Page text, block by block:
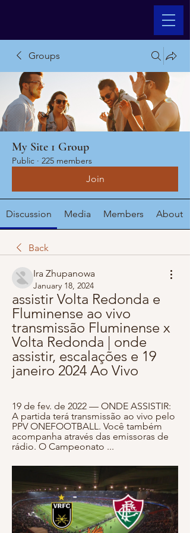
Groups
My Site 1 Group
Public · 225 members
Join
Discussion Media Members About
Back
Ira Zhupanowa
January 18, 2024
assistir Volta Redonda e
Fluminense ao vivo
transmissão Fluminense x
Volta Redonda | onde
assistir, escalações e 19
janeiro 2024 Ao Vivo
19 de fev. de 2022 — ONDE ASSISTIR:
A partida terá transmissão ao vivo pelo
PPV ONEFOOTBALL. Você também
acompanha através das emissoras de
rádio. O Campeonato ...